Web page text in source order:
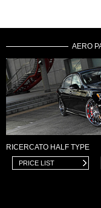
AERO
RICERCATO HALF TYPE
PRICE LIST